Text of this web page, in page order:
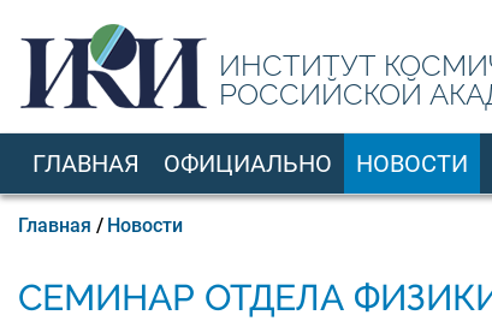
основному
содержанию
ИНСТИТУТ
РОССИЙСКОЙ
ГЛАВНАЯ ОФИЦИАЛЬНО НОВОСТИ
Строка
навигации
Главная Новости
СЕМИНАР ОТДЕЛА